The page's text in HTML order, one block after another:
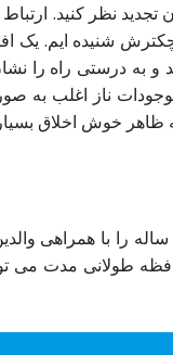
نظر کنید.
شنیده ایم. یک
به درستی راه را
موجودات ناز اغلب
ظاهر خوش اخلاق
را با همراهی
طولانی مدت می